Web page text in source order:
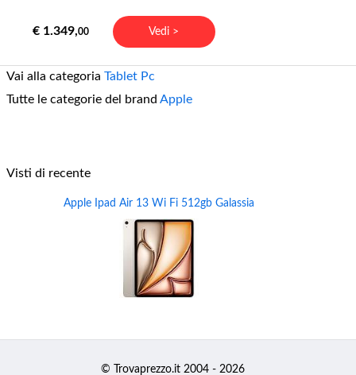
€ 1.349,00 Vedi >
Vai alla categoria Tablet Pc
Tutte le categorie del brand Apple
Visti di recente
Apple Ipad Air 13 Wi Fi 512gb Galassia
© Trovaprezzo.it 2004 - 2026